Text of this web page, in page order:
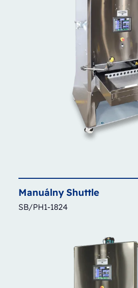
ManuálnyShuttle
SB/PH1-1824